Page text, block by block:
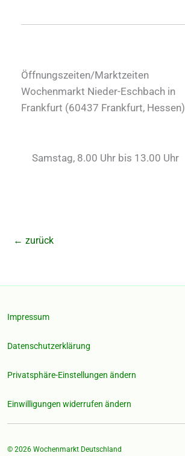
Öffnungszeiten/Marktzeiten
Wochenmarkt Nieder-Eschbach in
Frankfurt (60437 Frankfurt, Hessen)
Samstag, 8.00 Uhr bis 13.00 Uhr
← zurück
Impressum
Datenschutzerklärung
Privatsphäre-Einstellungen ändern
Einwilligungen widerrufen ändern
© 2026 Wochenmarkt Deutschland